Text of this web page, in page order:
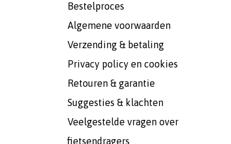
Bestelproces
Algemene voorwaarden
Verzending & betaling
Privacy policy en cookies
Retouren & garantie
Suggesties & klachten
Veelgestelde vragen over
fietsendragers